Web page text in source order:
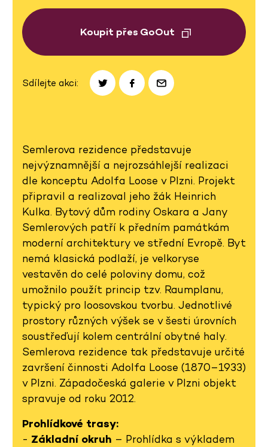
Koupit přes GoOut
Sdílejte akci:
Semlerova rezidence představuje
nejvýznamnější a nejrozsáhlejší realizaci
dle konceptu Adolfa Loose v Plzni. Projekt
připravil a realizoval jeho žák Heinrich
Kulka. Bytový dům rodiny Oskara a Jany
Semlerových patří k předním památkám
moderní architektury ve střední Evropě. Byt
nemá klasická podlaží, je velkoryse
vestavěn do celé poloviny domu, což
umožnilo použít princip tzv. Raumplanu,
typický pro loosovskou tvorbu. Jednotlivé
prostory různých výšek se v šesti úrovních
soustřeďují kolem centrální obytné haly.
Semlerova rezidence tak představuje určité
završení činnosti Adolfa Loose (1870–1933)
v Plzni. Západočeská galerie v Plzni objekt
spravuje od roku 2012.
Prohlídkové trasy:
- Základní okruh – Prohlídka s výkladem